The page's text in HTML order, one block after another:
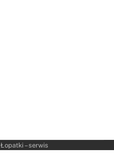
Łopatki – serwis